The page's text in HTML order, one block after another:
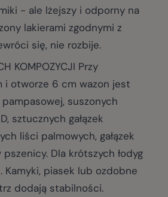
- ale lżejszy i odporny na
lakierami zgodnymi z
się, nie rozbije.
KOMPOZYCJI Przy
i otworze 6 cm wazon jest
suszonych
sztucznych gałązek
liści palmowych, gałązek
pszenicy. Dla krótszych łodyg
Kamyki, piasek lub ozdobne
dodają stabilności.